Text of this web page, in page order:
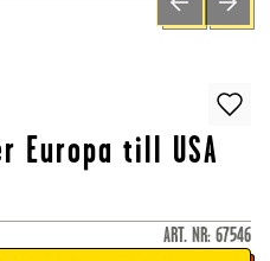
PREVIOUSNEXT
Europa till USA
ART. NR: 67546